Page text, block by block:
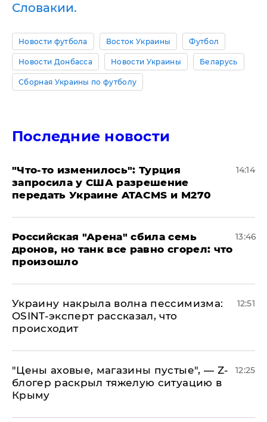
Словакии.
Новости футбола Восток Украины Футбол
Новости Донбасса Новости Украины Беларусь
Сборная Украины по футболу
Последние новости
​"Что-то изменилось": Турция
запросила у США разрешение
передать Украине ATACMS и M270
14:14
​Российская "Арена" сбила семь
дронов, но танк все равно сгорел: что
произошло
13:46
​Украину накрыла волна пессимизма:
OSINT-эксперт рассказал, что
происходит
12:51
​"Цены аховые, магазины пустые", — Z-
блогер раскрыл тяжелую ситуацию в
Крыму
12:25